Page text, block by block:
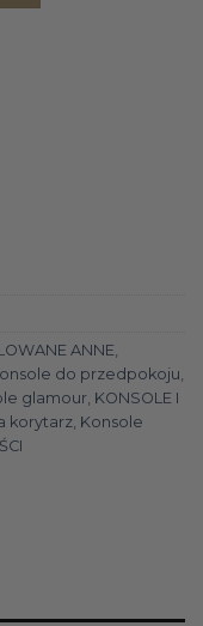
ANNE,
do przedpokoju,
glamour, KONSOLE I
korytarz, Konsole